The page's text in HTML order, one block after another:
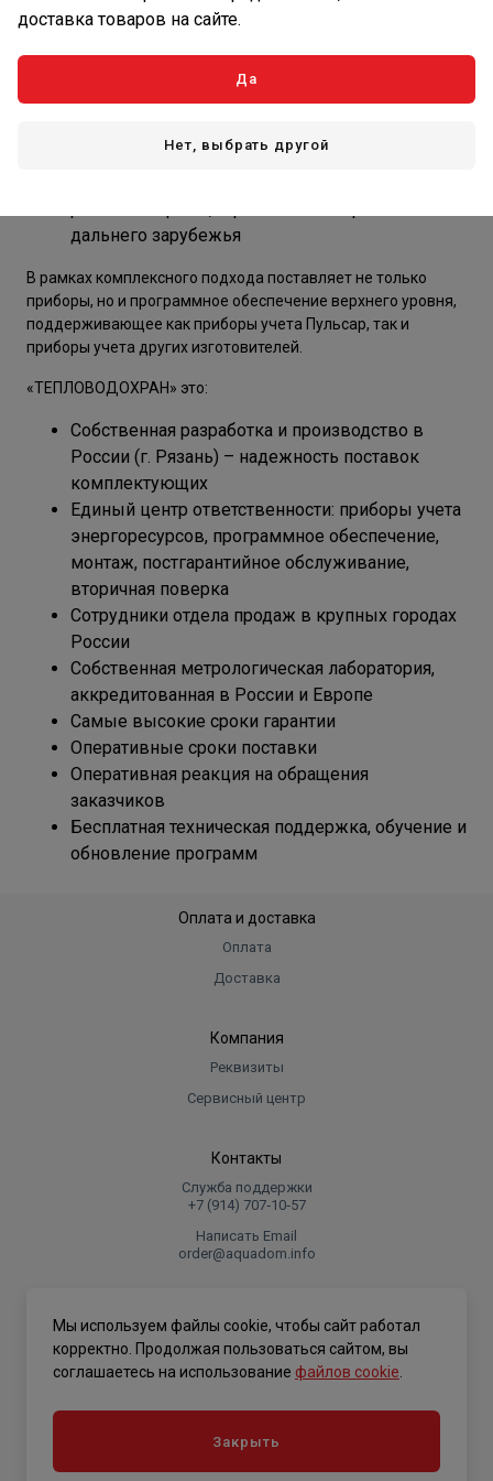
Поставщик теплосчетчиков и распределителей
тепла №1 в России
Работаем с ТОП-30 застройщиками РФ
Входим в ТОП-5 поставщиков России по
Более 440 сотрудников
дальнего зарубежья
В рамках комплексного подхода поставляет не только
приборы, но и программное обеспечение верхнего уровня,
поддерживающее как приборы учета Пульсар, так и
приборы учета других изготовителей.
«ТЕПЛОВОДОХРАН» это:
Собственная разработка и производство в
России (г. Рязань) – надежность поставок
комплектующих
Единый центр ответственности: приборы учета
энергоресурсов, программное обеспечение,
монтаж, постгарантийное обслуживание,
вторичная поверка
Сотрудники отдела продаж в крупных городах
России
Собственная метрологическая лаборатория,
аккредитованная в России и Европе
Самые высокие сроки гарантии
Оперативные сроки поставки
Оперативная реакция на обращения
заказчиков
Бесплатная техническая поддержка, обучение и
обновление программ
Оплата и доставка
Оплата
Доставка
Компания
Реквизиты
Сервисный центр
Контакты
Служба поддержки
+7 (914) 707‑10‑57
Написать Email
order@aquadom.info
.
доставка товаров на сайте.
Да
Нет, выбрать другой
Мы используем файлы cookie, чтобы сайт работал
корректно. Продолжая пользоваться сайтом, вы
соглашаетесь на использование файлов cookie
Закрыть